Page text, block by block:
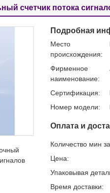
счетчик потока
Подробная
Место
происхождения:
Фирменное
наименование:
Сертификация:
Номер модели:
Оплата и
Количество мин
Цена:
Упаковывая
Время доставки: